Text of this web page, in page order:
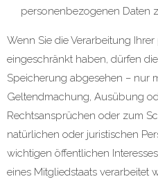
personenbezogenen Daten
Wenn Sie die Verarbeitung
eingeschränkt haben, dürfen
Speicherung abgesehen – nur
Geltendmachung, Ausübung
Rechtsansprüchen oder zum
natürlichen oder juristischen
wichtigen öffentlichen
eines Mitgliedstaats verarbeitet